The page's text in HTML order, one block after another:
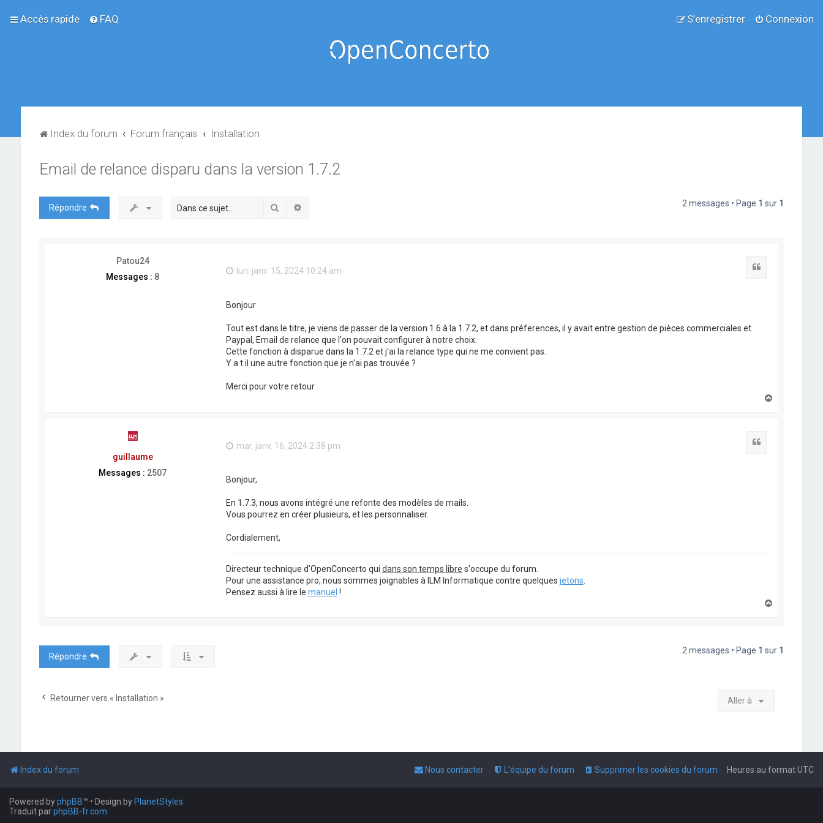
Accès rapide FAQ Connexion
S’enregistrer
Index du forum Forum français Installation
Email de relance disparu dans la version 1.7.2
Répondre Rechercher 2 messages • Page 1 sur 1
Patou24
Messages : 8
lun. janv. 15, 2024 10:24 am
Bonjour
Tout est dans le titre, je viens de passer de la version 1.6 à la 1.7.2, et dans préferences, il y avait entre gestion de pièces commerciales et
Paypal, Email de relance que l'on pouvait configurer à notre choix.
Cette fonction à disparue dans la 1.7.2 et j'ai la relance type qui ne me convient pas.
Y a t il une autre fonction que je n'ai pas trouvée ?
Merci pour votre retour
guillaume
Messages : 2507
mar. janv. 16, 2024 2:38 pm
Bonjour,
En 1.7.3, nous avons intégré une refonte des modèles de mails.
Vous pourrez en créer plusieurs, et les personnaliser.
Cordialement,
Directeur technique d'OpenConcerto qui dans son temps libre s'occupe du forum.
Pour une assistance pro, nous sommes joignables à ILM Informatique contre quelques jetons
Pensez aussi à lire le manuel !
Répondre
2 messages • Page 1 sur 1
Retourner vers « Installation » Aller à
Index du forum Heures au formatUTC
Supprimer les cookies du forum
L’équipe du forum
Nous contacter
Powered byphpBB™ • Design by PlanetStyles
Traduit parphpBB-fr.com